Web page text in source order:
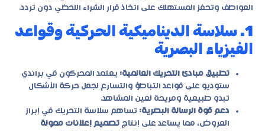
العواطف وتحفز المستهلك على اتخاذ قرار الشراء اللحظي دون تردد.
1. سلاسة الديناميكية الحركية وقواعد
الفيزياء البصرية
تطبيق مبادئ التحريك العالمية: يعتمد المحركون في براندي
ستوديو على قواعد التباطؤ والتسارع لجعل حركة الأشكال
تبدو طبيعية ومريحة لعين المشاهد.
دعم قوة الرسالة البصرية: تساهم سلاسة التحريك في إبراز
العروض، مما يساعد على إنتاج تصميم إعلانات ممولة